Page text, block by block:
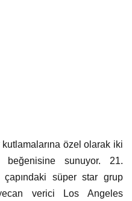
özel olarak iki
beğenisine sunuyor. 21.
çapındaki süper star grup
verici Los Angeles